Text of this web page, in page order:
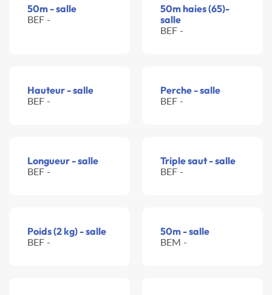
50m - salle
BEF -
50m haies (65)-
salle
BEF -
Hauteur - salle
BEF -
Perche - salle
BEF -
Longueur - salle
BEF -
Triple saut - salle
BEF -
Poids (2 kg) - salle
BEF -
50m - salle
BEM -